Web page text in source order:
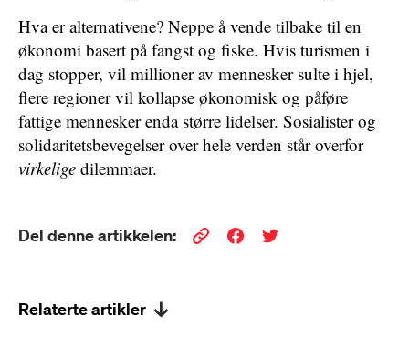
Hva er alternativene? Neppe å vende tilbake til en
økonomi basert på fangst og fiske. Hvis turismen i
dag stopper, vil millioner av mennesker sulte i hjel,
flere regioner vil kollapse økonomisk og påføre
fattige mennesker enda større lidelser. Sosialister og
solidaritetsbevegelser over hele verden står overfor
virkelige dilemmaer.
Del denne artikkelen:
Relaterte artikler